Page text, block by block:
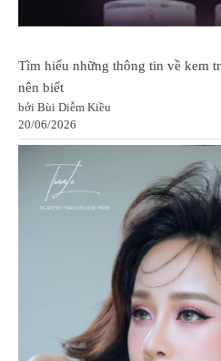
Tìm hiểu những thông tin về kem
nên biết
bởi Bùi Diễm Kiều
20/06/2026